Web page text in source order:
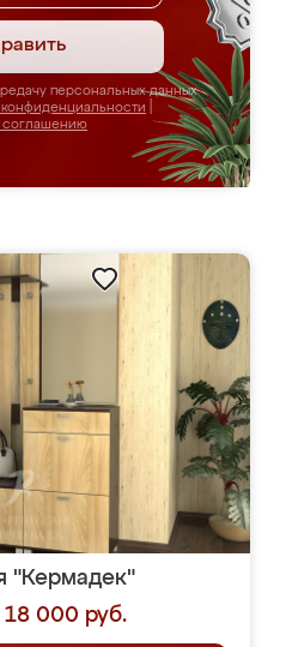
персональных данных
соглашению
"Кермадек"
18 000 руб.